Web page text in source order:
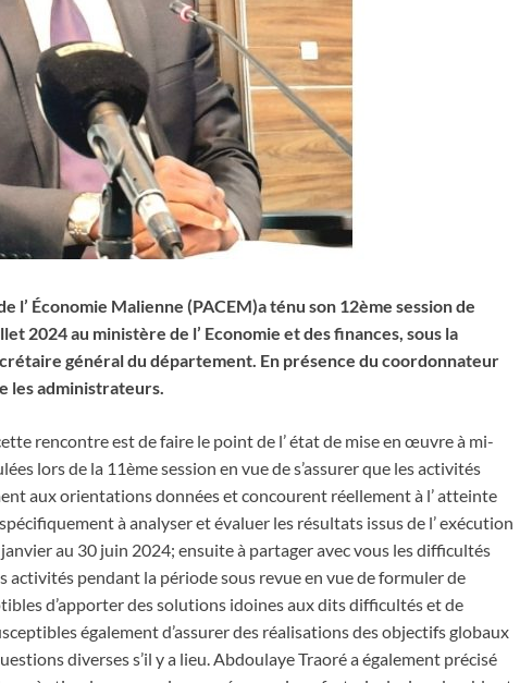
l’ Économie Malienne (PACEM)a ténu son 12ème session de
2024 au ministère de l’ Economie et des finances, sous la
général du département. En présence du coordonnateur
les administrateurs.
rencontre est de faire le point de l’ état de mise en œuvre à mi-
lors de la 11ème session en vue de s’assurer que les activités
aux orientations données et concourent réellement à l’ atteinte
à analyser et évaluer les résultats issus de l’ exécution
au 30 juin 2024; ensuite à partager avec vous les difficultés
activités pendant la période sous revue en vue de formuler de
d’apporter des solutions idoines aux dits difficultés et de
également d’assurer des réalisations des objectifs globaux
diverses s’il y a lieu. Abdoulaye Traoré a également précisé